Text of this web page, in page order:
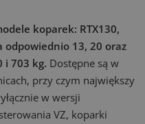
koparek: RTX130,
odpowiednio 13, 20 oraz
i 703 kg. Dostępne są w
przy czym największy
w wersji
VZ, koparki